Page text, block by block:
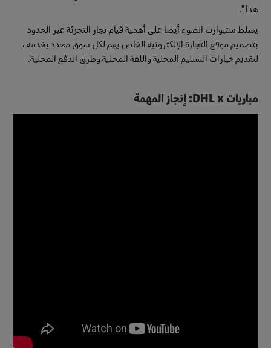
هذا ".
يسلط ستيوارت الضوء أيضا على أهمية قيام تجار التجزئة عبر الحدود
بتصميم موقع التجارة الإلكترونية الخاص بهم لكل سوق محدد يخدمه ،
لتقديم خيارات التسليم المحلية واللغة المحلية وطرق الدفع المحلية.
مباريات DHL x: إنجاز المهمة